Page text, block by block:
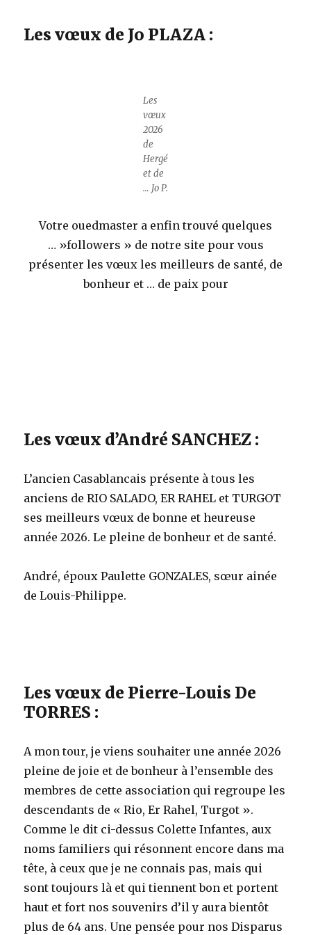
Les vœux de Jo PLAZA :
Les
vœux
2026
de
Hergé
et de
… Jo P.
Votre ouedmaster a enfin trouvé quelques
… »followers » de notre site pour vous
présenter les vœux les meilleurs de santé, de
bonheur et … de paix pour
Les vœux d’André SANCHEZ :
L’ancien Casablancais présente à tous les
anciens de RIO SALADO, ER RAHEL et TURGOT
ses meilleurs vœux de bonne et heureuse
année 2026. Le pleine de bonheur et de santé.
André, époux Paulette GONZALES, sœur ainée
de Louis-Philippe.
Les vœux de Pierre-Louis De
TORRES :
A mon tour, je viens souhaiter une année 2026
pleine de joie et de bonheur à l’ensemble des
membres de cette association qui regroupe les
descendants de « Rio, Er Rahel, Turgot ».
Comme le dit ci-dessus Colette Infantes, aux
noms familiers qui résonnent encore dans ma
tête, à ceux que je ne connais pas, mais qui
sont toujours là et qui tiennent bon et portent
haut et fort nos souvenirs d’il y aura bientôt
plus de 64 ans. Une pensée pour nos Disparus